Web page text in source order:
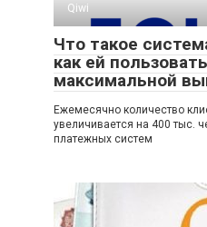
Qiwi
Что такое
как ей
максимальной
Ежемесячно количество
увеличивается на 400 тыс.
платежных систем